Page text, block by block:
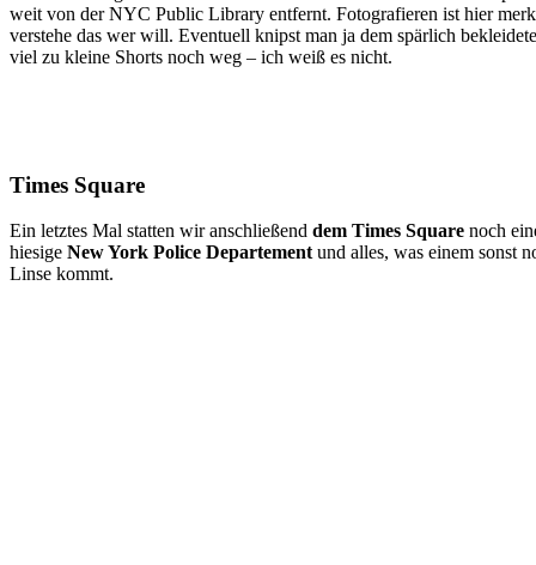
weit von der NYC Public Library entfernt. Fotografieren ist hier
verstehe das wer will. Eventuell knipst man ja dem spärlich
viel zu kleine Shorts noch weg – ich weiß es nicht.
Times Square
Ein letztes Mal statten wir anschließend dem Times Square noch
hiesige New York Police Departement und alles, was einem sonst
Linse kommt.